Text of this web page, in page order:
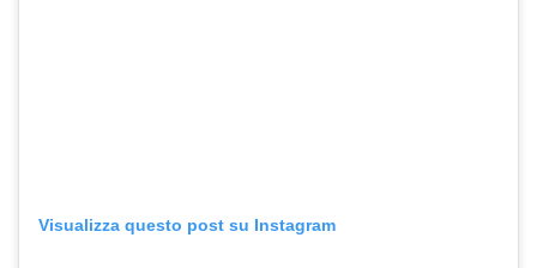
Visualizza questo post su Instagram